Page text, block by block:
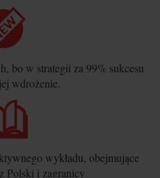
bo w strategii za 99% sukcesu
wdrożenie.
wykładu, obejmujące
Polski i zagranicy